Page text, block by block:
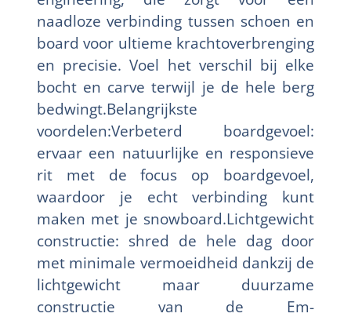
naadloze verbinding tussen schoen en
board voor ultieme krachtoverbrenging
en precisie. Voel het verschil bij elke
bocht en carve terwijl je de hele berg
bedwingt.Belangrijkste
voordelen:Verbeterd boardgevoel:
ervaar een natuurlijke en responsieve
rit met de focus op boardgevoel,
waardoor je echt verbinding kunt
maken met je snowboard.Lichtgewicht
constructie: shred de hele dag door
met minimale vermoeidheid dankzij de
lichtgewicht maar duurzame
constructie van de Em-